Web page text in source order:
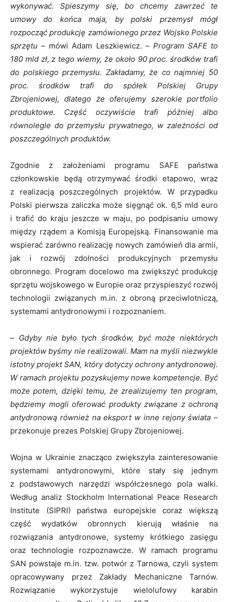
wykonywać. Spieszymy się, bo chcemyzawrzećte
umowydo końca maja, by polski przemysł mógł
rozpocząć produkcję zamówionego przez Wojsko Polskie
sprzętu– mówi Adam Leszkiewicz. –Program SAFE to
180 mld zł, z tego wiemy, że około 90 proc. środków trafi
do polskiego przemysłu. Zakładamy, że co najmniej 50
proc. środków trafi do spółek Polskiej Grupy
Zbrojeniowej, dlatego że oferujemy szerokie portfolio
produktowe. Część oczywiście trafi później albo
równolegle do przemysłu prywatnego, w zależności od
poszczególnych produktów.
Zgodnie z założeniami programu SAFE państwa
członkowskie będą otrzymywać środki etapowo, wraz
z realizacją poszczególnych projektów. W przypadku
Polski pierwsza zaliczka może sięgnąć ok. 6,5 mld euro
i trafić do kraju jeszcze w maju, po podpisaniu umowy
między rządem a Komisją Europejską. Finansowanie ma
wspierać zarówno realizację nowych zamówień dla armii,
jak i rozwój zdolności produkcyjnych przemysłu
obronnego. Program docelowo ma zwiększyć produkcję
sprzętu wojskowego w Europie oraz przyspieszyć rozwój
technologii związanych m.in. z obroną przeciwlotniczą,
systemami antydronowymi i rozpoznaniem.
– Gdyby nie było tych środków, być może niektórych
projektów byśmy nie realizowali. Mam na myśli niezwykle
istotnyprojekt SAN, który dotyczy ochrony antydronowej.
W ramach projektu pozyskujemy nowe kompetencje. Być
może potem, dzięki temu, że zrealizujemy ten program,
będziemy mogli oferować produkty związane z ochroną
antydronową również na eksport w inne rejony świata –
przekonuje prezes Polskiej Grupy Zbrojeniowej.
Wojna w Ukrainie znacząco zwiększyła zainteresowanie
systemami antydronowymi, które stały się jednym
z podstawowych narzędzi współczesnego pola walki.
Według analiz Stockholm International Peace Research
Institute (SIPRI) państwa europejskie coraz większą
część wydatków obronnych kierują właśnie na
rozwiązania antydronowe, systemy krótkiego zasięgu
oraz technologie rozpoznawcze. W ramach programu
SAN powstaje m.in. tzw. potwór z Tarnowa, czyli system
opracowywany przez Zakłady Mechaniczne Tarnów.
Rozwiązanie wykorzystuje wielolufowy karabin